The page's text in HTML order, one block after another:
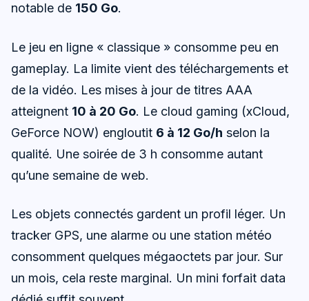
notable de 150 Go.
Le jeu en ligne « classique » consomme peu en
gameplay. La limite vient des téléchargements et
de la vidéo. Les mises à jour de titres AAA
atteignent 10 à 20 Go. Le cloud gaming (xCloud,
GeForce NOW) engloutit 6 à 12 Go/h selon la
qualité. Une soirée de 3 h consomme autant
qu’une semaine de web.
Les objets connectés gardent un profil léger. Un
tracker GPS, une alarme ou une station météo
consomment quelques mégaoctets par jour. Sur
un mois, cela reste marginal. Un mini forfait data